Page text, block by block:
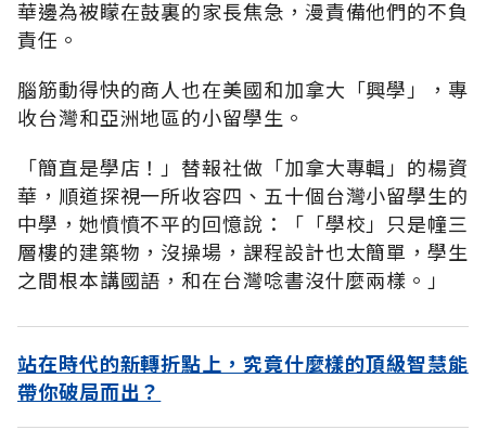
華邊為被矇在鼓裏的家長焦急，漫責備他們的不負
責任。
腦筋動得快的商人也在美國和加拿大「興學」，專
收台灣和亞洲地區的小留學生。
「簡直是學店！」替報社做「加拿大專輯」的楊資
華，順道探視一所收容四、五十個台灣小留學生的
中學，她憤憤不平的回憶說：「「學校」只是幢三
層樓的建築物，沒操場，課程設計也太簡單，學生
之間根本講國語，和在台灣唸書沒什麼兩樣。」
站在時代的新轉折點上，究竟什麼樣的頂級智慧能
帶你破局而出？